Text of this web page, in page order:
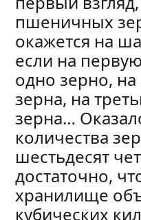
пшеничных
окажется на
если на
одно зерно,
зерна, на
зерна…
количества
шестьдесят
достаточно,
хранилище
кубических